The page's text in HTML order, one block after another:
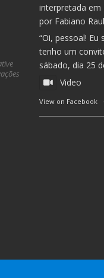
interpretada em
por Fabiano
“Oi, pessoal!
tenho um
sábado, dia 25
Video
View on Facebook ·